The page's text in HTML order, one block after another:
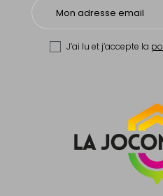
J’ai lu et j’accepte la